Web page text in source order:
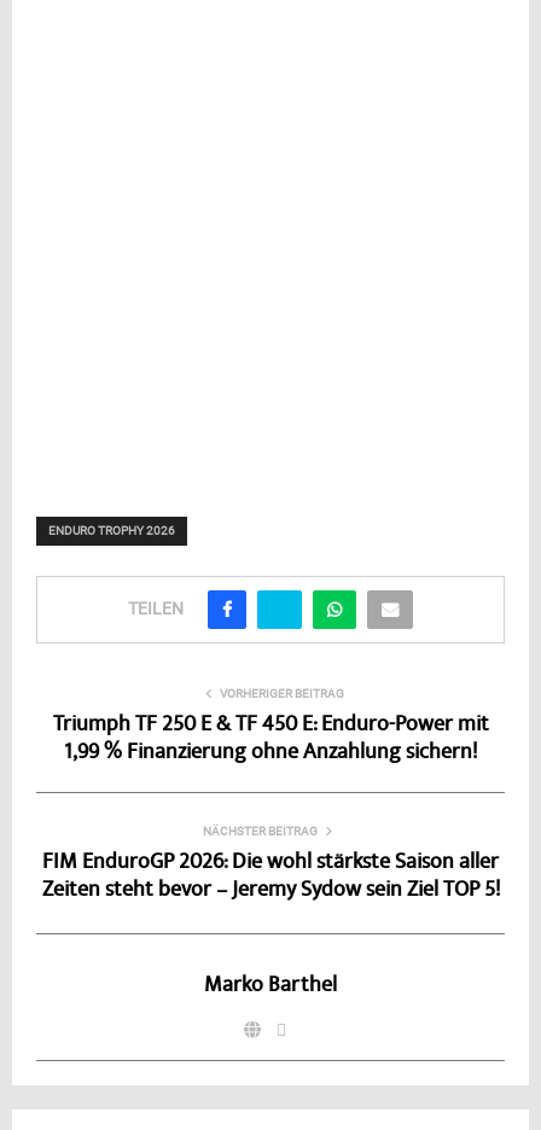
ENDURO TROPHY 2026
TEILEN
VORHERIGER BEITRAG
Triumph TF 250 E & TF 450 E: Enduro-Power mit
1,99 % Finanzierung ohne Anzahlung sichern!
NÄCHSTER BEITRAG
FIM EnduroGP 2026: Die wohl stärkste Saison aller
Zeiten steht bevor – Jeremy Sydow sein Ziel TOP 5!
Marko Barthel